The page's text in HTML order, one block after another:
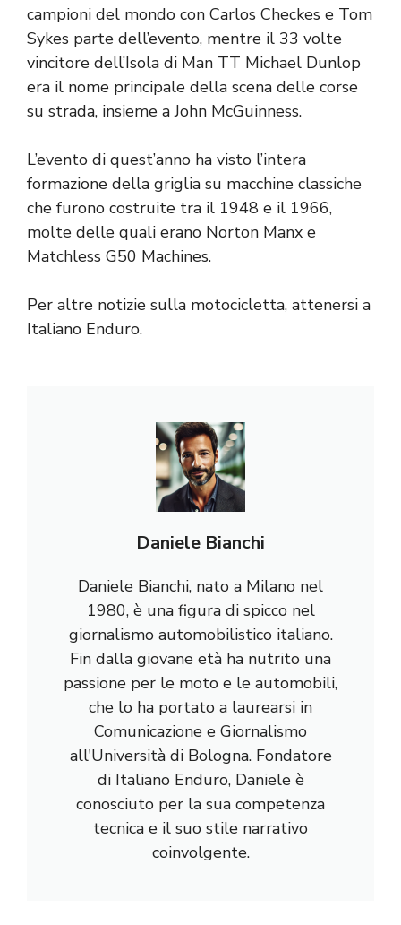
campioni del mondo con Carlos Checkes e Tom
Sykes parte dell’evento, mentre il 33 volte
vincitore dell’Isola di Man TT Michael Dunlop
era il nome principale della scena delle corse
su strada, insieme a John McGuinness.
L’evento di quest’anno ha visto l’intera
formazione della griglia su macchine classiche
che furono costruite tra il 1948 e il 1966,
molte delle quali erano Norton Manx e
Matchless G50 Machines.
Per altre notizie sulla motocicletta, attenersi a
Italiano Enduro.
Daniele Bianchi
Daniele Bianchi, nato a Milano nel
1980, è una figura di spicco nel
giornalismo automobilistico italiano.
Fin dalla giovane età ha nutrito una
passione per le moto e le automobili,
che lo ha portato a laurearsi in
Comunicazione e Giornalismo
all'Università di Bologna. Fondatore
di Italiano Enduro, Daniele è
conosciuto per la sua competenza
tecnica e il suo stile narrativo
coinvolgente.